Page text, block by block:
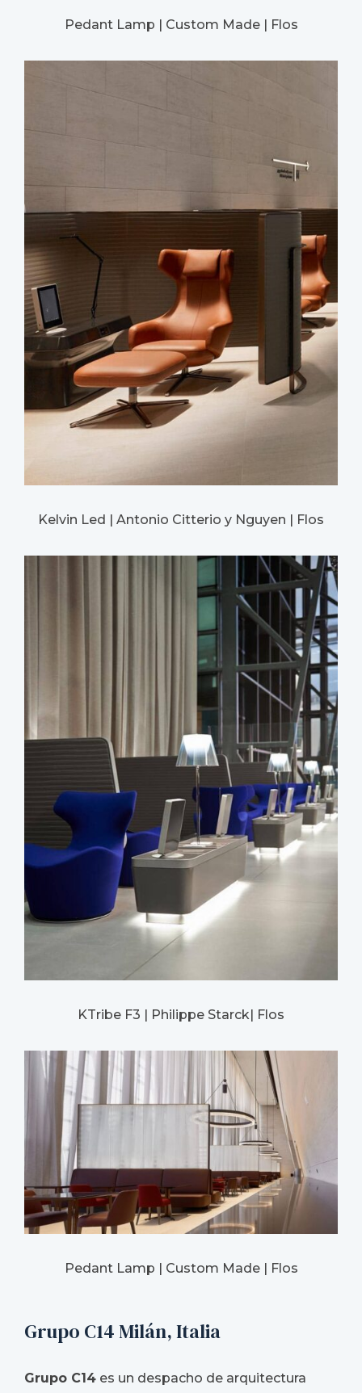
Pedant Lamp | Custom Made | Flos
Kelvin Led | Antonio Citterio y Nguyen | Flos
KTribe F3 | Philippe Starck| Flos
Pedant Lamp | Custom Made | Flos
Grupo C14 Milán, Italia
Grupo C14 es un despacho de arquitectura